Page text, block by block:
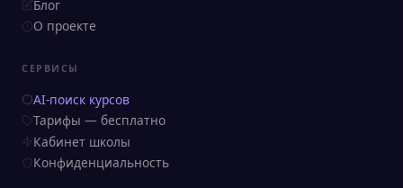
Блог
О проекте
СЕРВИСЫ
AI-поиск курсов
Тарифы — бесплатно
Кабинет школы
Конфиденциальность